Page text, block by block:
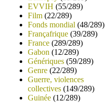
EVVIH (55/289)
Film (22/289)
Fonds mondial (48/289)
Françafrique (39/289)
France (289/289)
Gabon (12/289)
Génériques (59/289)
Genre (22/289)
Guerre, violences
collectives (149/289)
Guinée (12/289)